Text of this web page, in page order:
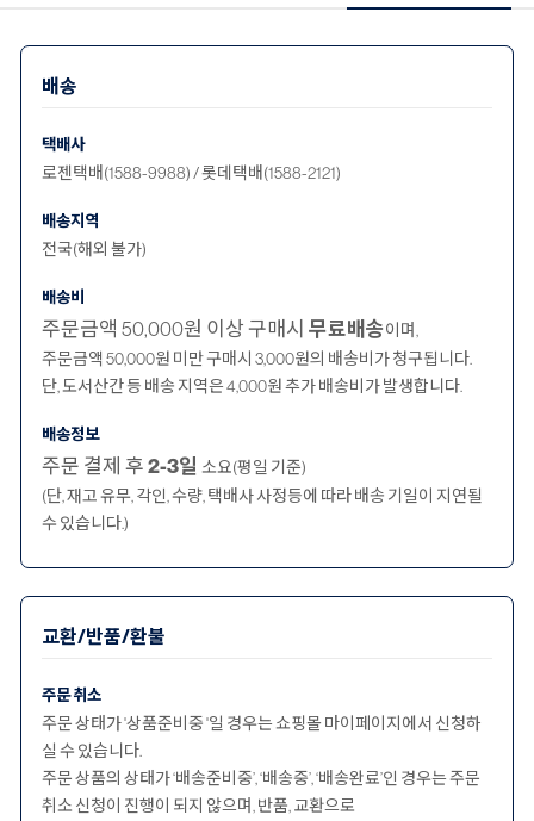
배송
택배사
로젠택배(1588-9988) / 롯데택배(1588-2121)
배송지역
전국(해외 불가)
배송비
주문금액 50,000원 이상 구매시 무료배송이며,
주문금액 50,000원 미만 구매시 3,000원의 배송비가 청구됩니다.
단, 도서산간 등 배송 지역은 4,000원 추가 배송비가 발생합니다.
배송정보
주문 결제 후2-3일 소요(평일 기준)
(단, 재고 유무, 각인, 수량, 택배사 사정등에 따라 배송 기일이 지연될
수 있습니다.)
교환/반품/환불
주문 취소
주문 상태가 '상품준비중 '일 경우는 쇼핑몰 마이페이지에서 신청하
실 수 있습니다.
주문 상품의 상태가 ‘배송준비중’, ‘배송중’, ‘배송완료’인 경우는 주문
취소 신청이 진행이 되지 않으며, 반품, 교환으로